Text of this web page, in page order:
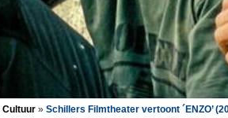
Cultuur » Schillers Filmtheater vertoont ´ENZO’